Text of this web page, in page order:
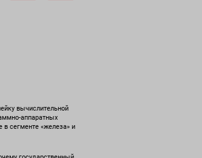
вычислительной
аппаратных
сегменте «железа» и